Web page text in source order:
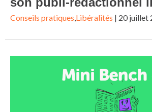
Conseils pratiques,Libéralités | 20 juillet